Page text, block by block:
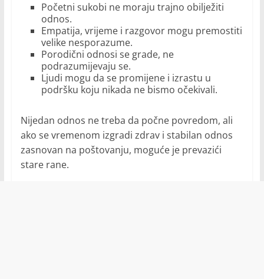
Početni sukobi ne moraju trajno obilježiti
odnos.
Empatija, vrijeme i razgovor mogu premostiti
velike nesporazume.
Porodični odnosi se grade, ne
podrazumijevaju se.
Ljudi mogu da se promijene i izrastu u
podršku koju nikada ne bismo očekivali.
Nijedan odnos ne treba da počne povredom, ali
ako se vremenom izgradi zdrav i stabilan odnos
zasnovan na poštovanju, moguće je prevazići
stare rane.